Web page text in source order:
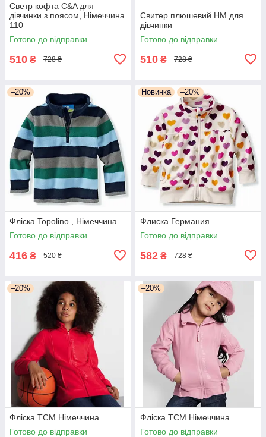
Светр кофта C&A для
дівчинки з поясом, Німеччина
110
Готово до відправки
510 ₴ 728 ₴
Свитер плюшевий НМ для
дівчинки
Готово до відправки
510 ₴ 728 ₴
–20%
Фліска Topolino , Німеччина
Готово до відправки
416 ₴ 520 ₴
Новинка –20%
Флиска Германия
Готово до відправки
582 ₴ 728 ₴
–20%
Фліска TCM Німеччина
Готово до відправки
–20%
Фліска TCM Німеччина
Готово до відправки